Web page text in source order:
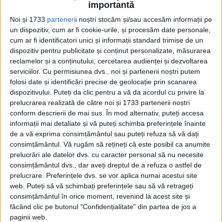
importantă
Noi și 1733 partenerii noștri stocăm și/sau accesăm informații pe
un dispozitiv, cum ar fi cookie-urile, și procesăm date personale,
cum ar fi identificatori unici și informații standard trimise de un
dispozitiv pentru publicitate și conținut personalizate, măsurarea
reclamelor și a conținutului, cercetarea audienței și dezvoltarea
serviciilor. Cu permisiunea dvs., noi și partenerii noștri putem
folosi date și identificări precise de geolocație prin scanarea
dispozitivului. Puteți da clic pentru a vă da acordul cu privire la
prelucrarea realizată de către noi și 1733 partenerii noștri
conform descrierii de mai sus. În mod alternativ, puteți accesa
informații mai detaliate și vă puteți schimba preferințele înainte
de a vă exprima consimțământul sau puteți refuza să vă dați
consimțământul. Vă rugăm să rețineți că este posibil ca anumite
prelucrări ale datelor dvs. cu caracter personal să nu necesite
consimțământul dvs., dar aveți dreptul de a refuza o astfel de
prelucrare. Preferințele dvs. se vor aplica numai acestui site
web. Puteți să vă schimbați preferințele sau să vă retrageți
consimțământul în orice moment, revenind la acest site și
făcând clic pe butonul "Confidențialitate" din partea de jos a
paginii web.
mai mari și mai...
Cea mai mare revistă de istorie din Europa!.
Media KIT
PORTOFOLIU
Capital
Evenimentul Zilei
Doctorul Zilei